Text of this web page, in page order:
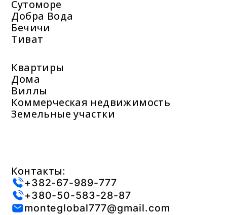
Сутоморе
Добра Вода
Бечичи
Тиват
Квартиры
Дома
Виллы
Коммерческая недвижимость
Земельные участки
Контакты:
+382-67-989-777
+380-50-583-28-87
monteglobal777@gmail.com